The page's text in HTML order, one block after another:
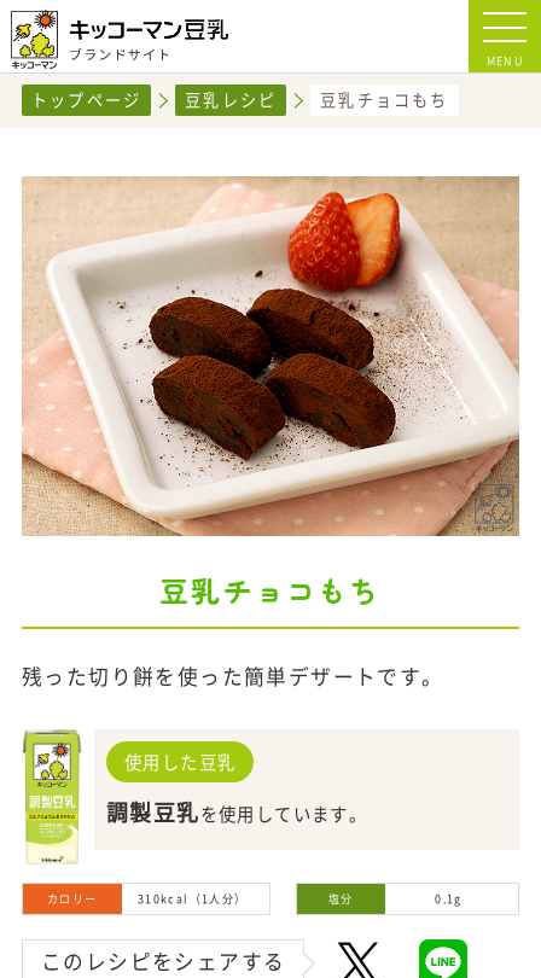
MENU
トップページ 豆乳レシピ 豆乳チョコもち
豆乳チョコもち
残った切り餅を使った簡単デザートです。
使用した豆乳
調製豆乳を使用しています。
カロリー 310kcal（1人分） 塩分 0.1g
このレシピをシェアする